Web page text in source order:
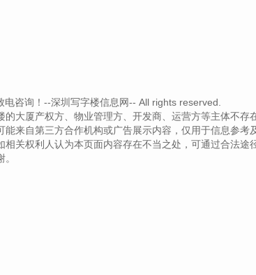
咨询！--深圳写字楼信息网-- All rights reserved.
大厦产权方、物业管理方、开发商、运营方等主体不存
来自第三方合作机构或广告展示内容，仅用于信息参考
关权利人认为本页面内容存在不当之处，可通过合法途